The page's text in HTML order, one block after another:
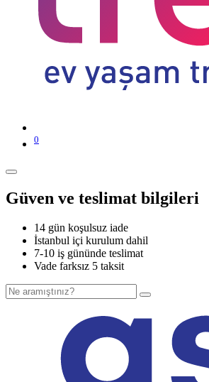
0
Güven ve teslimat bilgileri
14 gün koşulsuz iade
İstanbul içi kurulum dahil
7-10 iş gününde teslimat
Vade farksız 5 taksit